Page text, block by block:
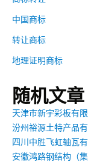
中国商标
转让商标
地理证明商标
随机文章
天津市新宇彩板有
汾州裕源土特产品
四川中胜飞虹轴瓦
安徽鸿路钢结构（